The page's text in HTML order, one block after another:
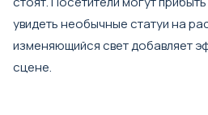
увидеть необычные статуи на
изменяющийся свет добавляет
сцене.